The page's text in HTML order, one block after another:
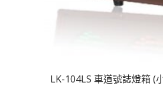
LK-104LS 車道號誌燈箱 (